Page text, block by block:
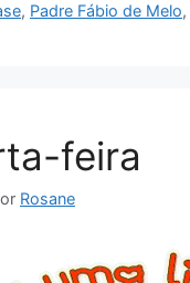
, Padre Fábio de Melo,
feira
Rosane